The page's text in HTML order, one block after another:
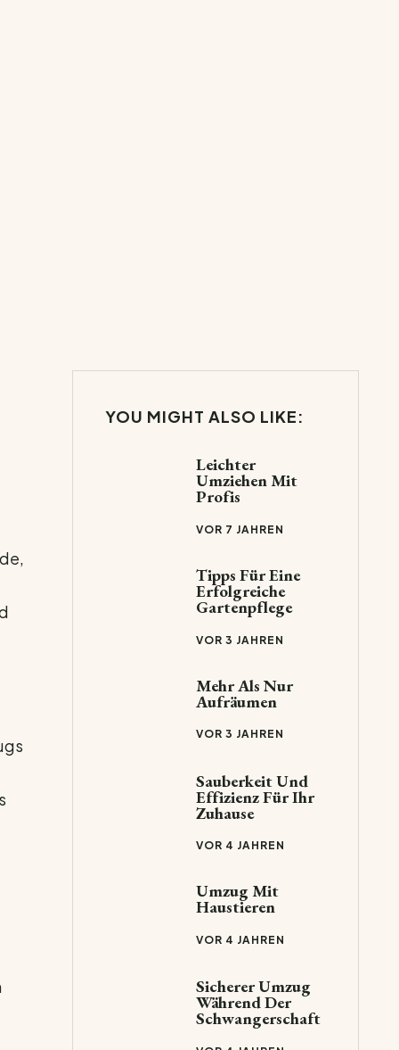
YOU MIGHT ALSO LIKE:
Leichter
Umziehen Mit
Profis
VOR 7 JAHREN
Tipps Für Eine
Erfolgreiche
Gartenpflege
VOR 3 JAHREN
Mehr Als Nur
Aufräumen
VOR 3 JAHREN
Sauberkeit Und
Effizienz Für Ihr
Zuhause
VOR 4 JAHREN
Umzug Mit
Haustieren
VOR 4 JAHREN
Sicherer Umzug
Während Der
Schwangerschaft